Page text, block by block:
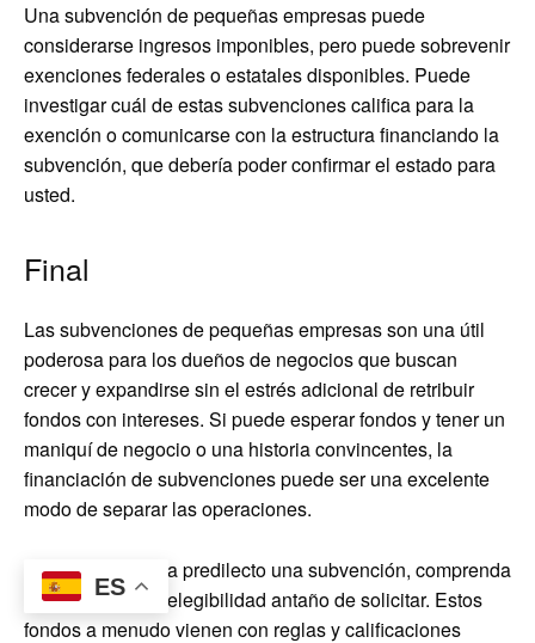
Una subvención de pequeñas empresas puede
considerarse ingresos imponibles, pero puede sobrevenir
exenciones federales o estatales disponibles. Puede
investigar cuál de estas subvenciones califica para la
exención o comunicarse con la estructura financiando la
subvención, que debería poder confirmar el estado para
usted.
Final
Las subvenciones de pequeñas empresas son una útil
poderosa para los dueños de negocios que buscan
crecer y expandirse sin el estrés adicional de retribuir
fondos con intereses. Si puede esperar fondos y tener un
maniquí de negocio o una historia convincentes, la
financiación de subvenciones puede ser una excelente
modo de separar las operaciones.
Una vez que haya predilecto una subvención, comprenda
los requisitos de elegibilidad antaño de solicitar. Estos
fondos a menudo vienen con reglas y calificaciones
ES